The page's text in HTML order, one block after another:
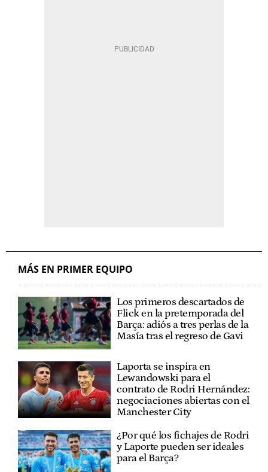
MÁS EN PRIMER EQUIPO
Los primeros descartados de
Flick en la pretemporada del
Barça: adiós a tres perlas de la
Masía tras el regreso de Gavi
Laporta se inspira en
Lewandowski para el
contrato de Rodri Hernández:
negociaciones abiertas con el
Manchester City
¿Por qué los fichajes de Rodri
y Laporte pueden ser ideales
para el Barça?